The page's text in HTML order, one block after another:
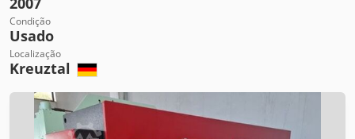
Condição
Usado
Localização
Kreuztal